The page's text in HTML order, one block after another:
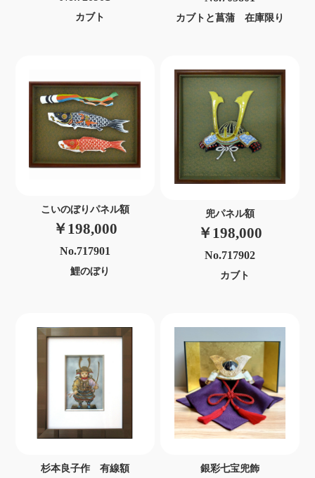
カブト カブトと菖蒲 在庫限り
こいのぼりパネル額
￥198,000
No.717901
鯉のぼり
兜パネル額
￥198,000
No.717902
カブト
杉本良子作 有線額 銀彩七宝兜飾